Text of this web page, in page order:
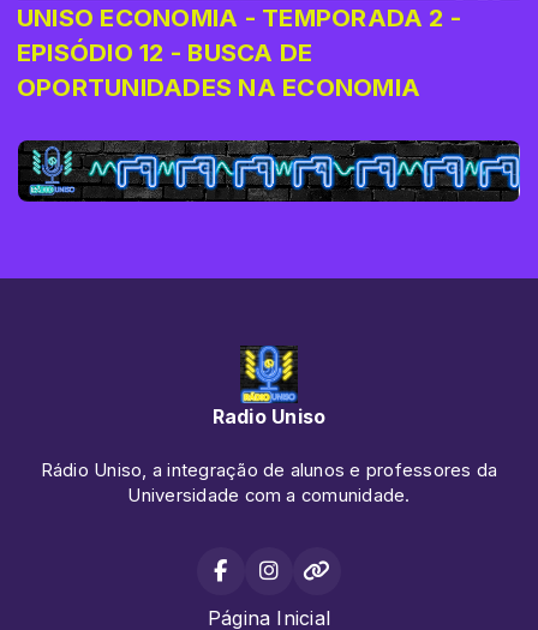
UNISO ECONOMIA - TEMPORADA 2 -
EPISÓDIO 12 - BUSCA DE
OPORTUNIDADES NA ECONOMIA
Radio Uniso
Rádio Uniso, a integração de alunos e professores da
Universidade com a comunidade.
Página Inicial